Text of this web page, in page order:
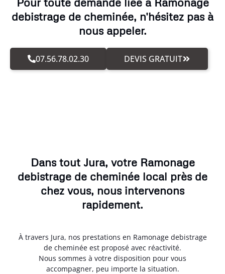
debistrage de cheminée, n'hésitez pas à
nous appeler.
07.56.78.02.30 DEVIS GRATUIT
Dans tout Jura, votre Ramonage
debistrage de cheminée local près de
chez vous, nous intervenons
rapidement.
À travers Jura, nos prestations en Ramonage debistrage
de cheminée est proposé avec réactivité.
Nous sommes à votre disposition pour vous
accompagner, peu importe la situation.